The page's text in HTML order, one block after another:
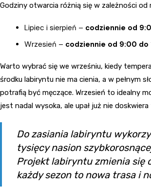
Godziny otwarcia różnią się w zależności od
Lipiec i sierpień – codziennie od
Wrzesień – codziennie od 9:00 do
Warto wybrać się we wrześniu, kiedy
środku labiryntu nie ma cienia, a w pełnym
potrafią być męczące. Wrzesień to idealny
jest nadal wysoka, ale upał już nie
Do zasiania labiryntu
tysięcy nasion
Projekt labiryntu zmienia się
każdy sezon to nowa trasa i